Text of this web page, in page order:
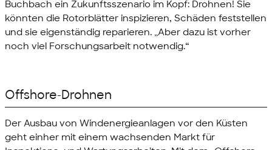
Buchbach ein Zukunftsszenario im Kopf: Drohnen! Sie
könnten die Rotorblätter inspizieren, Schäden feststellen
und sie eigenständig reparieren. „Aber dazu ist vorher
noch viel Forschungsarbeit notwendig.“
Offshore-Drohnen
Der Ausbau von Windenergieanlagen vor den Küsten
geht einher mit einem wachsenden Markt für